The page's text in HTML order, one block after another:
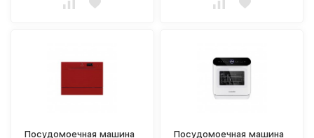
Посудомоечная машина
Посудомоечная машина